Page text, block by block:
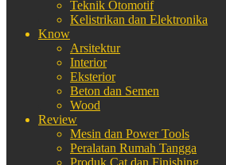
Teknik Otomotif
Kelistrikan dan Elektronika
Know
Arsitektur
Interior
Eksterior
Beton dan Semen
Wood
Review
Mesin dan Power Tools
Peralatan Rumah Tangga
Produk Cat dan Finishing